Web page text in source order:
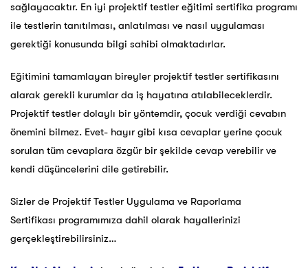
sağlayacaktır. En iyi projektif testler eğitimi sertifika programı
ile testlerin tanıtılması, anlatılması ve nasıl uygulaması
gerektiği konusunda bilgi sahibi olmaktadırlar.
Eğitimini tamamlayan bireyler projektif testler sertifikasını
alarak gerekli kurumlar da iş hayatına atılabileceklerdir.
Projektif testler dolaylı bir yöntemdir, çocuk verdiği cevabın
önemini bilmez. Evet- hayır gibi kısa cevaplar yerine çocuk
sorulan tüm cevaplara özgür bir şekilde cevap verebilir ve
kendi düşüncelerini dile getirebilir.
Sizler de Projektif Testler Uygulama ve Raporlama
Sertifikası programımıza dahil olarak hayallerinizi
gerçekleştirebilirsiniz…